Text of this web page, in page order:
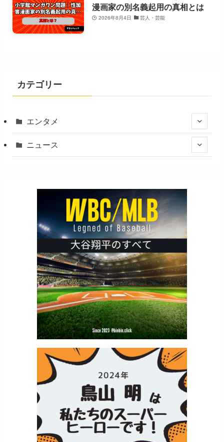
漫画家の別名義起用の真相とは
2026年8月4日 芸人・芸能
カテゴリー
エンタメ
ニュース